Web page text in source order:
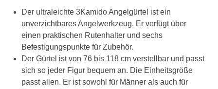
Der ultraleichte 3Kamido Angelgürtel ist ein
unverzichtbares Angelwerkzeug. Er verfügt über
einen praktischen Rutenhalter und sechs
Befestigungspunkte für Zubehör.
Der Gürtel ist von 76 bis 118 cm verstellbar und passt
sich so jeder Figur bequem an. Die Einheitsgröße
passt allen. Er ist sowohl für Männer als auch für